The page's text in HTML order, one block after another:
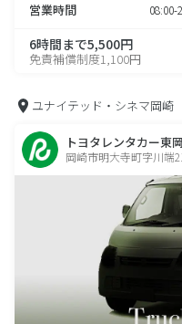
営業時間 08:00-
6時間まで5,500円
免責補償制度1,100円
ユナイテッド・シネマ岡
トヨタレンタカー東
岡崎市明大寺町字川端